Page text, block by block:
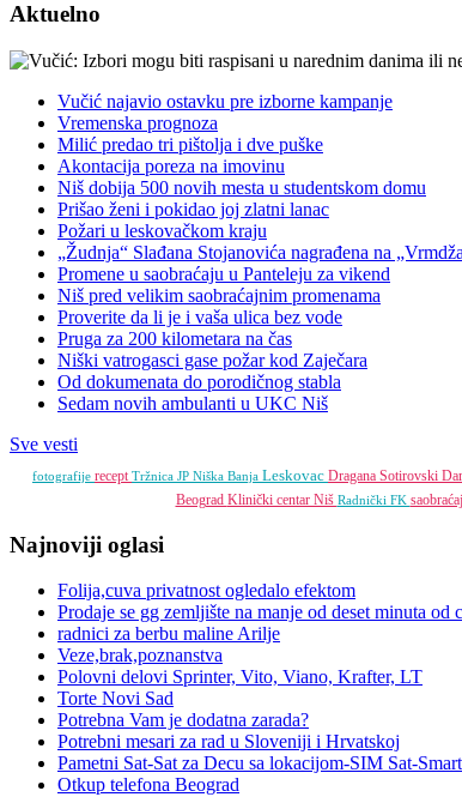
Aktuelno
Vučić najavio ostavku pre izborne kampanje
Vremenska prognoza
Milić predao tri pištolja i dve puške
Akontacija poreza na imovinu
Niš dobija 500 novih mesta u studentskom domu
Prišao ženi i pokidao joj zlatni lanac
Požari u leskovačkom kraju
„Žudnja“ Slađana Stojanovića nagrađena na
Promene u saobraćaju u Panteleju za vikend
Niš pred velikim saobraćajnim promenama
Proverite da li je i vaša ulica bez vode
Pruga za 200 kilometara na čas
Niški vatrogasci gase požar kod Zaječara
Od dokumenata do porodičnog stabla
Sedam novih ambulanti u UKC Niš
Sve vesti
fotografije receptTržnica JP Niška Banja Leskovac Dragana Sotirovski
Beograd Klinički centar Niš Radnički FK
Najnoviji oglasi
Folija,cuva privatnost ogledalo efektom
Prodaje se gg zemljište na manje od deset minuta od
radnici za berbu maline Arilje
Veze,brak,poznanstva
Polovni delovi Sprinter, Vito, Viano, Krafter, LT
Torte Novi Sad
Potrebna Vam je dodatna zarada?
Potrebni mesari za rad u Sloveniji i Hrvatskoj
Pametni Sat-Sat za Decu sa lokacijom-SIM Sat-
Otkup telefona Beograd